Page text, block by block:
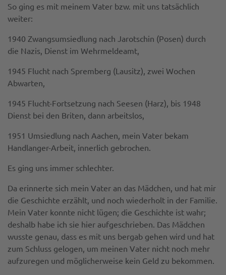
So ging es mit meinem Vater bzw. mit uns tatsächlich
weiter:
1940 Zwangsumsiedlung nach Jarotschin (Posen) durch
die Nazis, Dienst im Wehrmeldeamt,
1945 Flucht nach Spremberg (Lausitz), zwei Wochen
Abwarten,
1945 Flucht-Fortsetzung nach Seesen (Harz), bis 1948
Dienst bei den Briten, dann arbeitslos,
1951 Umsiedlung nach Aachen, mein Vater bekam
Handlanger-Arbeit, innerlich gebrochen.
Es ging uns immer schlechter.
Da erinnerte sich mein Vater an das Mädchen, und hat mir
die Geschichte erzählt, und noch wiederholt in der Familie.
Mein Vater konnte nicht lügen; die Geschichte ist wahr;
deshalb habe ich sie hier aufgeschrieben. Das Mädchen
wusste genau, dass es mit uns bergab gehen wird und hat
zum Schluss gelogen, um meinen Vater nicht noch mehr
aufzuregen und möglicherweise kein Geld zu bekommen.